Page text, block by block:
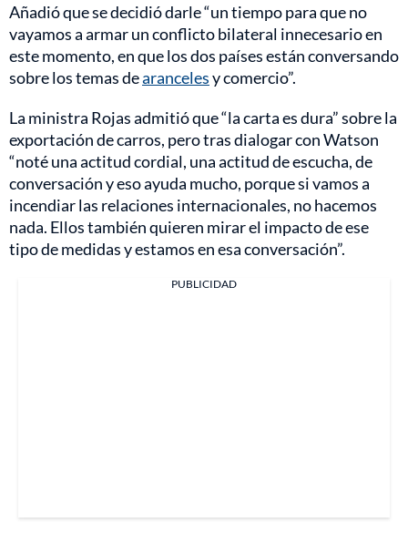
Añadió que se decidió darle “un tiempo para que no
vayamos a armar un conflicto bilateral innecesario en
este momento, en que los dos países están conversando
sobre los temas dearancelesy comercio”.
La ministra Rojas admitió que “la carta es dura” sobre la
exportación de carros, pero tras dialogar con Watson
“noté una actitud cordial, una actitud de escucha, de
conversación y eso ayuda mucho, porque si vamos a
incendiar las relaciones internacionales, no hacemos
nada. Ellos también quieren mirar el impacto de ese
tipo de medidas y estamos en esa conversación”.
PUBLICIDAD